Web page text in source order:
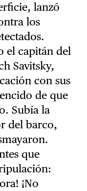
lanzó
los
el capitán del
Savitsky,
con sus
de que
Subía la
del barco,
que
¡No